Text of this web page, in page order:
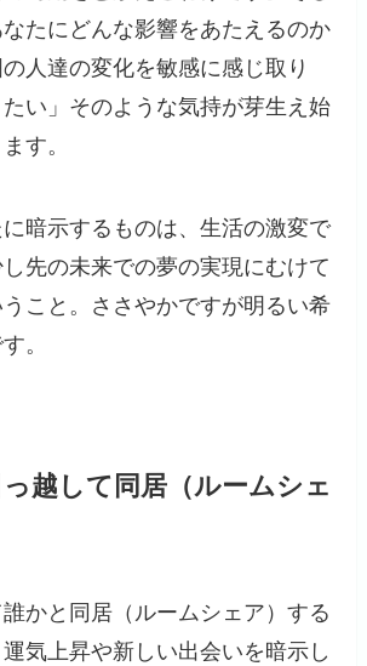
たにどんな影響をあたえるのか
人達の変化を敏感に感じ取り
たい」そのような気持が芽生え始
す。
暗示するものは、生活の激変で
先の未来での夢の実現にむけて
こと。ささやかですが明るい希
。
っ越して同居（ルームシェ
かと同居（ルームシェア）する
気上昇や新しい出会いを暗示し